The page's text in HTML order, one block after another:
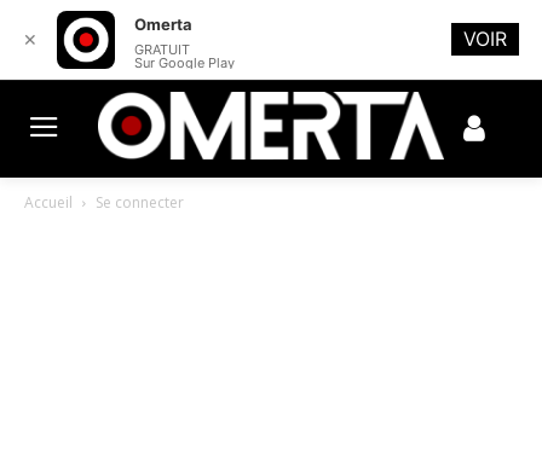
Accueil Se connecter
✕
Omerta
GRATUIT
Sur Google Play
VOIR